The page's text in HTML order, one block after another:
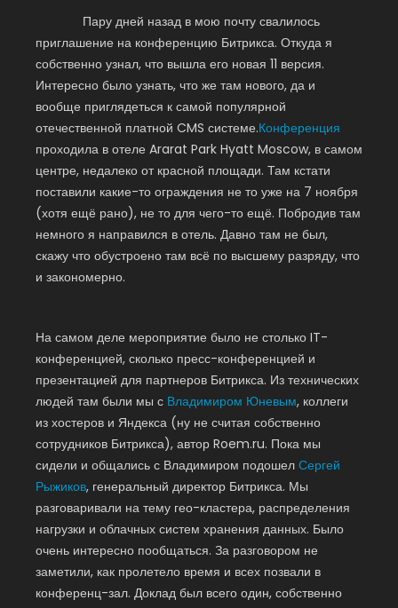
Пару дней назад в мою почту свалилось
приглашение на конференцию Битрикса. Откуда я
собственно узнал, что вышла его новая 11 версия.
Интересно было узнать, что же там нового, да и
вообще приглядеться к самой популярной
отечественной платной CMS системе.Конференция
проходила в отеле Ararat Park Hyatt Moscow, в самом
центре, недалеко от красной площади. Там кстати
поставили какие-то ограждения не то уже на 7 ноября
(хотя ещё рано), не то для чего-то ещё. Побродив там
немного я направился в отель. Давно там не был,
скажу что обустроено там всё по высшему разряду, что
и закономерно.
На самом деле мероприятие было не столько IT-
конференцией, сколько пресс-конференцией и
презентацией для партнеров Битрикса. Из технических
людей там были мы с Владимиром Юневым, коллеги
из хостеров и Яндекса (ну не считая собственно
сотрудников Битрикса), автор Roem.ru. Пока мы
сидели и общались с Владимиром подошел Сергей
Рыжиков, генеральный директор Битрикса. Мы
разговаривали на тему гео-кластера, распределения
нагрузки и облачных систем хранения данных. Было
очень интересно пообщаться. За разговором не
заметили, как пролетело время и всех позвали в
конференц-зал. Доклад был всего один, собственно